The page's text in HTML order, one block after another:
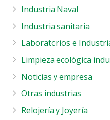
Industria Naval
Industria sanitaria
Laboratorios e
Limpieza ecológica
Noticias y empresa
Otras industrias
Relojería y Joyería